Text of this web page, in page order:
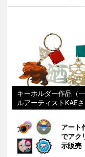
キーホルダー作品（
ルアーティストKAE
アート
でアク
示販売